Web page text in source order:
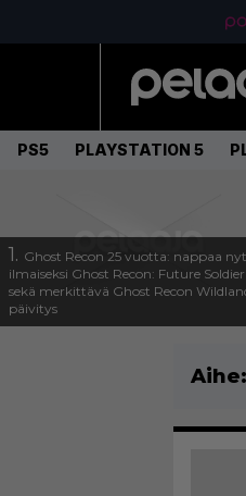
PS5 PLAYSTATION 5
1. Ghost Recon 25 vuotta: nappaa nyt
ilmaiseksi Ghost Recon: Future Soldier
sekä merkittävä Ghost Recon
päivitys
Aihe: